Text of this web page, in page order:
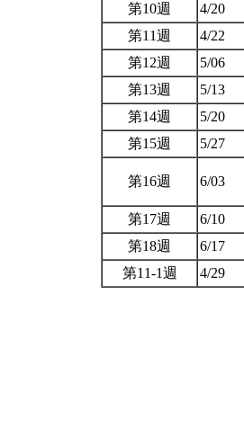
第10週
4/20
第11週
4/22
第12週
5/06
第13週
5/13
第14週
5/20
第15週
5/27
第16週 6/03
第17週
6/10
第18週
6/17
第11-1週
4/29